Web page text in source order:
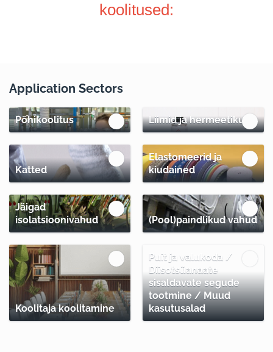
koolitused:
Application Sectors
Põhikoolitus Liimid ja hermeetikud
Katted
Elastomeerid ja
kiudained
Jäigad
isolatsioonivahud
(Pool)paindlikud vahud
Koolitaja koolitamine
Puit ja valukoda /
Diisotsüanaate
sisaldavate segude
tootmine / Muud
kasutusalad